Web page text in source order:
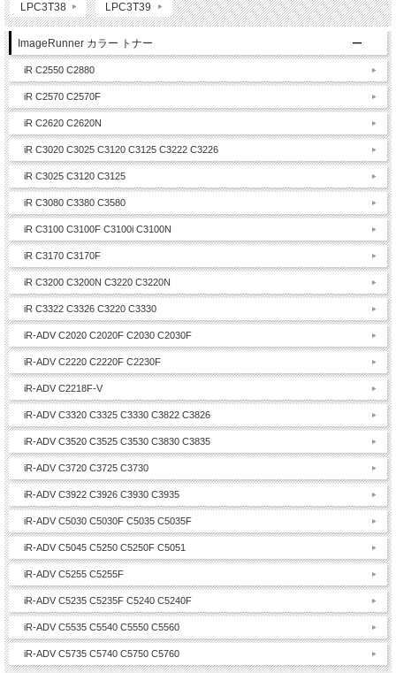
LPC3T38 LPC3T39
ImageRunner カラー トナー
iR C2550 C2880
iR C2570 C2570F
iR C2620 C2620N
iR C3020 C3025 C3120 C3125 C3222 C3226
iR C3025 C3120 C3125
iR C3080 C3380 C3580
iR C3100 C3100F C3100i C3100N
iR C3170 C3170F
iR C3200 C3200N C3220 C3220N
iR C3322 C3326 C3220 C3330
iR-ADV C2020 C2020F C2030 C2030F
iR-ADV C2220 C2220F C2230F
iR-ADV C2218F-V
iR-ADV C3320 C3325 C3330 C3822 C3826
iR-ADV C3520 C3525 C3530 C3830 C3835
iR-ADV C3720 C3725 C3730
iR-ADV C3922 C3926 C3930 C3935
iR-ADV C5030 C5030F C5035 C5035F
iR-ADV C5045 C5250 C5250F C5051
iR-ADV C5255 C5255F
iR-ADV C5235 C5235F C5240 C5240F
iR-ADV C5535 C5540 C5550 C5560
iR-ADV C5735 C5740 C5750 C5760